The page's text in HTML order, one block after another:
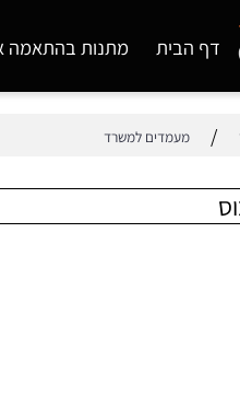
מתנות בהתאמה אישית
מעמדים למשרד